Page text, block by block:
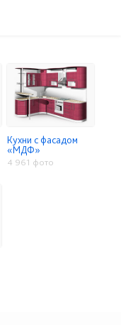
Кухни с фасадом
«МДФ»
4 961 фото